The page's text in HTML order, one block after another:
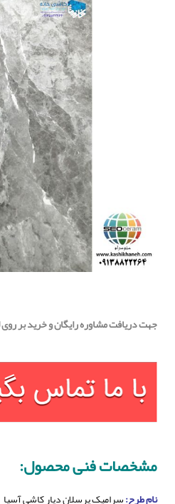
جهت دریافت مشاوره رایگان و خرید بر
مشخصات فنی محصول:
نام طرح:سرامیک پرسلان دیار کاشی آسیا